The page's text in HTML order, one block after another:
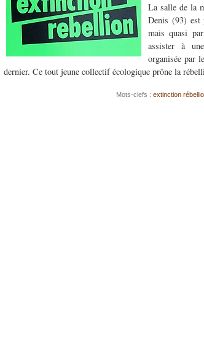
La salle de la
Denis (93) est
mais quasi
assister à
organisée par
dernier. Ce tout jeune collectif écologique prône la
Mots-clefs : extinction